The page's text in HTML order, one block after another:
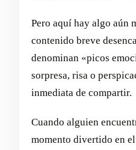
Pero aquí hay algo aún
contenido breve
denominan «picos
sorpresa, risa o
inmediata de compartir.
Cuando alguien
momento divertido en